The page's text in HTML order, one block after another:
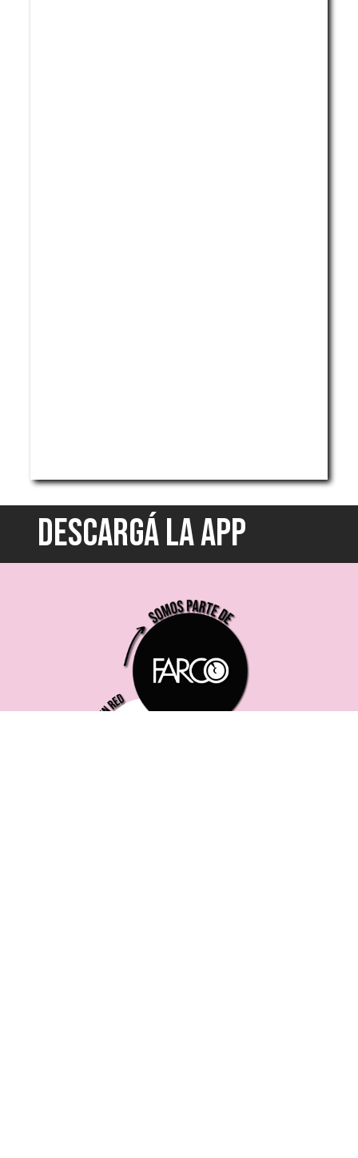
DESCARGÁ LA APP